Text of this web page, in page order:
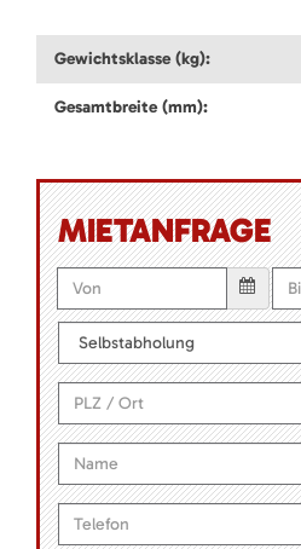
Gewichtsklasse (kg):
Gesamtbreite (mm):
MIETANFRAGE